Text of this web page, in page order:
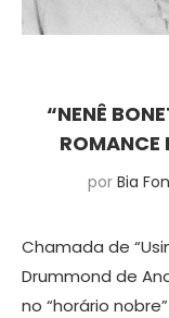
“NENÊ
ROMANCE
por Bia
Chamada de
Drummond de
no “horário